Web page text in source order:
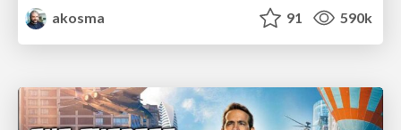
akosma
91 590k